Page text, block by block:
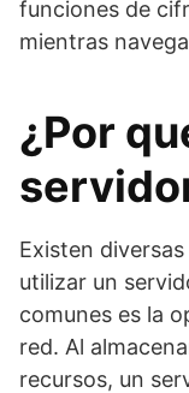
funciones de
mientras
¿Por
Existen
utilizar un
comunes es la
red. Al
recursos, un